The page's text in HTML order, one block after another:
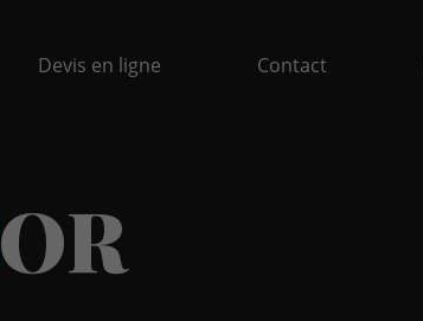
Devis en ligne Contact
OR